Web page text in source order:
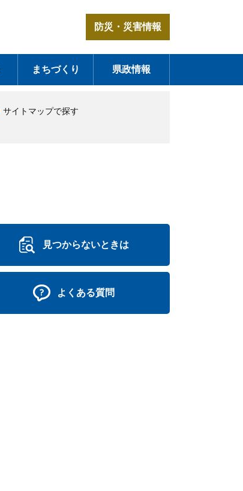
防災・災害情報
まちづくり 県政情報
サイトマップで探す
見つからないときは
よくある質問